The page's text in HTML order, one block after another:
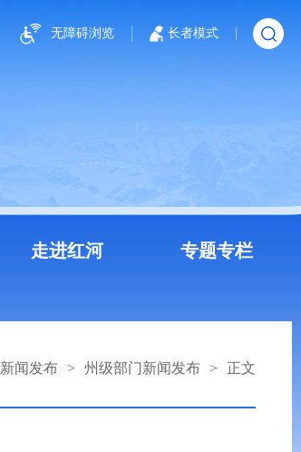
无障碍浏览 长者模式
走进红河 专题专栏
新闻发布 > 州级部门新闻发布 > 正文